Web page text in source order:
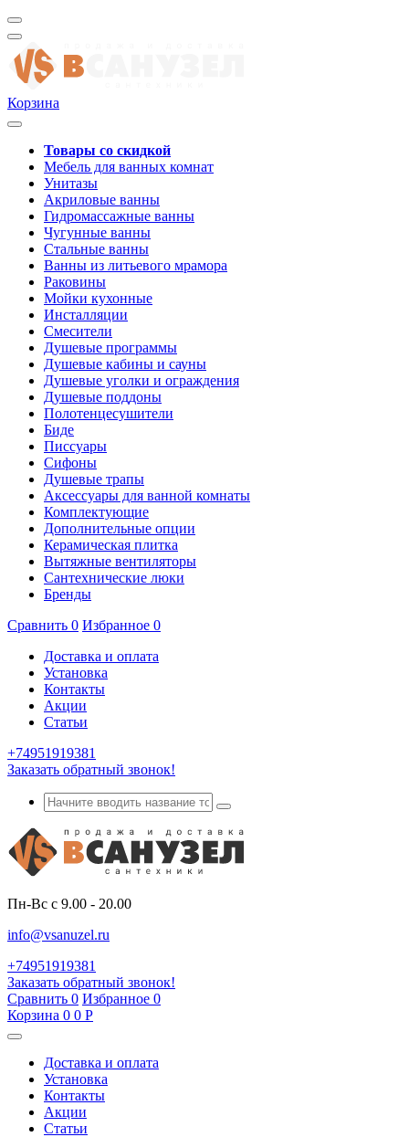
Корзина
Товары со скидкой
Мебель для ванных комнат
Унитазы
Акриловые ванны
Гидромассажные ванны
Чугунные ванны
Стальные ванны
Ванны из литьевого мрамора
Раковины
Мойки кухонные
Инсталляции
Смесители
Душевые программы
Душевые кабины и сауны
Душевые уголки и ограждения
Душевые поддоны
Полотенцесушители
Биде
Писсуары
Сифоны
Душевые трапы
Аксессуары для ванной комнаты
Комплектующие
Дополнительные опции
Керамическая плитка
Вытяжные вентиляторы
Сантехнические люки
Бренды
Сравнить 0 Избранное 0
Доставка и оплата
Установка
Контакты
Акции
Статьи
+74951919381
Заказать обратный звонок!
Пн-Вс с 9.00 - 20.00
info@vsanuzel.ru
+74951919381
Заказать обратный звонок!
Сравнить 0 Избранное 0
Корзина 0 0 Р
Доставка и оплата
Установка
Контакты
Акции
Статьи